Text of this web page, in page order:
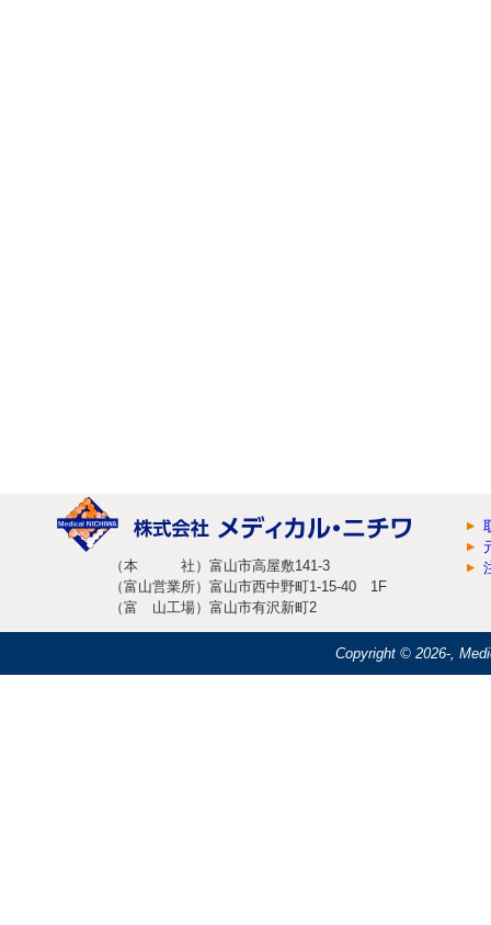
（本 社）富山市高屋敷141-3
（富山営業所）富山市西中野町1-15-40 1F
（富 山工場）富山市有沢新町2
Copyright ©2026-,